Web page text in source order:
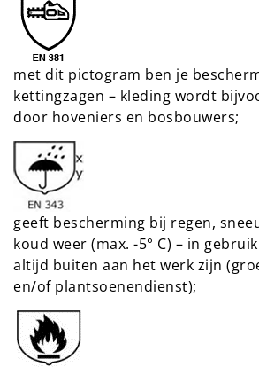
met dit pictogram ben je
kettingzagen – kleding wordt
door hoveniers en bosbouwers;
geeft bescherming bij regen,
koud weer (max. -5° C) – in
altijd buiten aan het werk zijn
en/of plantsoenendienst);